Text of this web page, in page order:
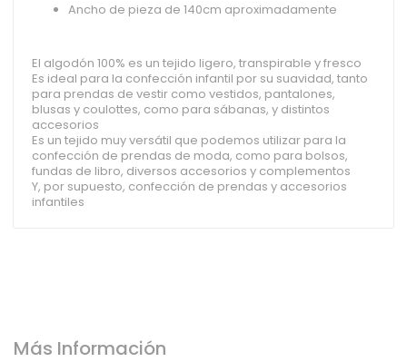
Ancho de pieza de 140cm aproximadamente
El algodón 100% es un tejido ligero, transpirable y fresco
Es ideal para la confección infantil por su suavidad, tanto
para prendas de vestir como vestidos, pantalones,
blusas y coulottes, como para sábanas, y distintos
accesorios
Es un tejido muy versátil que podemos utilizar para la
confección de prendas de moda, como para bolsos,
fundas de libro, diversos accesorios y complementos
Y, por supuesto, confección de prendas y accesorios
infantiles
Más Información